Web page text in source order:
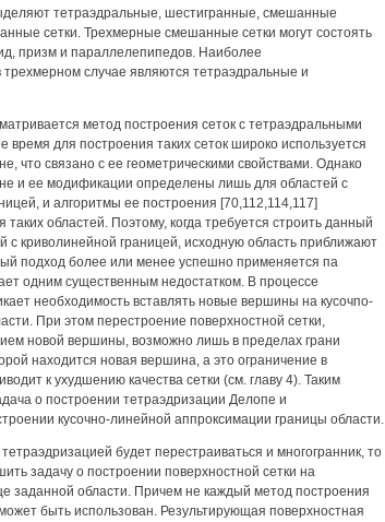
тетраэдральные, шестигранные, смешанные
сетки. Трехмерные смешанные сетки могут состоять
призм и параллелепипедов. Наиболее
случае являются тетраэдральные и
метод построения сеток с тетраэдральными
время для построения таких сеток широко используется
что связано с ее геометрическими свойствами. Однако
и ее модификации определены лишь для областей с
и алгоритмы ее построения [70,112,114,117]
таких областей. Поэтому, когда требуется строить данный
с криволинейной границей, исходную область приближают
подход более или менее успешно применяется па
одним существенным недостатком. В процессе
необходимость вставлять новые вершины на кусочпо-
При этом перестроение поверхностной сетки,
новой вершины, возможно лишь в пределах грани
находится новая вершина, а это ограничение в
к ухудшению качества сетки (см. главу 4). Таким
о построении тетраэдризации Делопе и
кусочно-линейной аппроксимации границы области.
будет перестраиваться и многогранник, то
задачу о построении поверхностной сетки на
заданной области. Причем не каждый метод построения
быть использован. Результирующая поверхностная